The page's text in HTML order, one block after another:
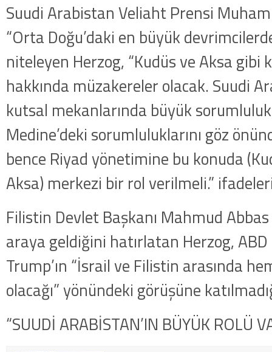
Suudi Arabistan Veliaht Prensi
“Orta Doğu’daki en büyük
niteleyen Herzog, “Kudüs ve Aksa
hakkında müzakereler olacak. Suudi
kutsal mekanlarında büyük
Medine’deki sorumluluklarını göz
bence Riyad yönetimine bu konuda
Aksa) merkezi bir rol verilmeli.”
Filistin Devlet Başkanı Mahmud
araya geldiğini hatırlatan Herzog, ABD
Trump’ın “İsrail ve Filistin arasında
olacağı” yönündeki görüşüne
“SUUDİ ARABİSTAN’IN BÜYÜK ROLÜ